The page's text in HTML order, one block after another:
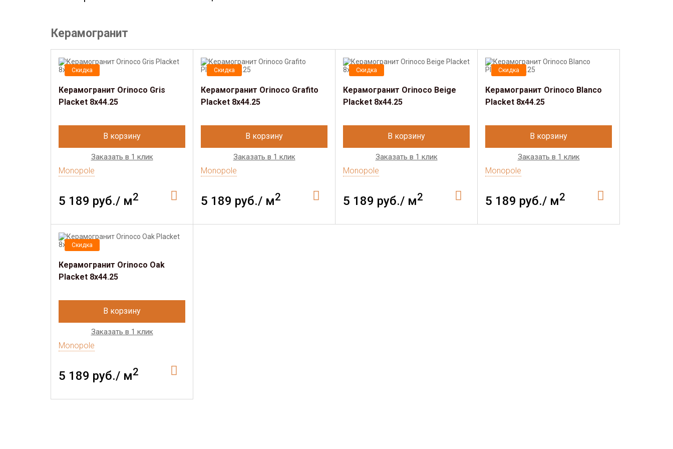
Керамогранит
Скидка
Керамогранит Orinoco Gris
Placket 8x44.25
В корзину
Заказать в 1 клик
Monopole
5 189 руб./ м2
Скидка
Керамогранит Orinoco Grafito
Placket 8x44.25
В корзину
Заказать в 1 клик
Monopole
5 189 руб./ м2
Скидка
Керамогранит Orinoco Beige
Placket 8x44.25
В корзину
Заказать в 1 клик
Monopole
5 189 руб./ м2
Скидка
Керамогранит Orinoco Blanco
Placket 8x44.25
В корзину
Заказать в 1 клик
Monopole
5 189 руб./ м2
Скидка
Керамогранит Orinoco Oak
Placket 8x44.25
В корзину
Заказать в 1 клик
Monopole
5 189 руб./ м2